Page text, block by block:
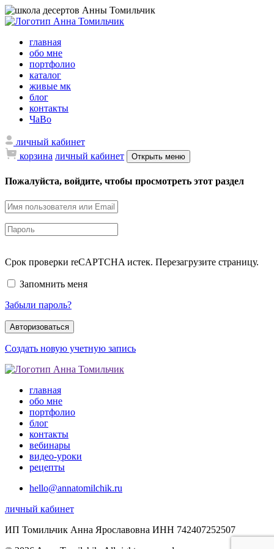
главная
обо мне
портфолио
каталог
живые мк
блог
контакты
ЧаВо
личный кабинет
корзина личный кабинет Открыть меню
Пожалуйста, войдите, чтобы просмотреть этот раздел
Срок проверки reCAPTCHA истек. Перезагрузите страницу.
Запомнить меня
Забыли пароль?
Создать новую учетную запись
главная
обо мне
портфолио
блог
контакты
вебинары
видео-уроки
рецепты
hello@annatomilchik.ru
личный кабинет
ИП Томильчик Анна Ярославовна ИНН 742407252507